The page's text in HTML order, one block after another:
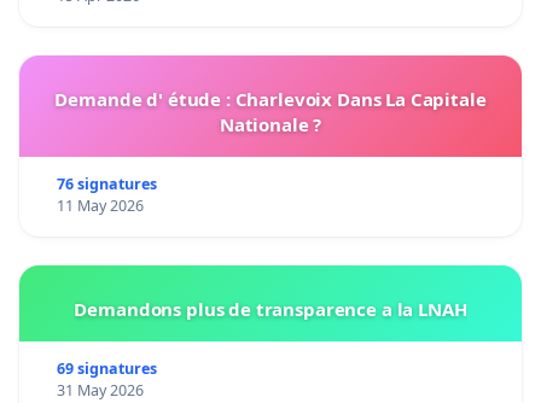
Demande d' étude : Charlevoix Dans La Capitale
Nationale ?
76 signatures
11 May 2026
Demandons plus de transparence a la LNAH
69 signatures
31 May 2026